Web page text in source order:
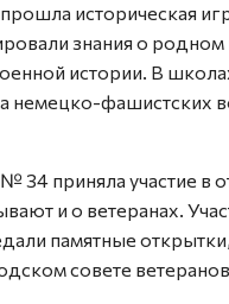
историческая
знания о
истории. В
немецко-фашистских
34 приняла участие в
и о ветеранах.
памятные
совете